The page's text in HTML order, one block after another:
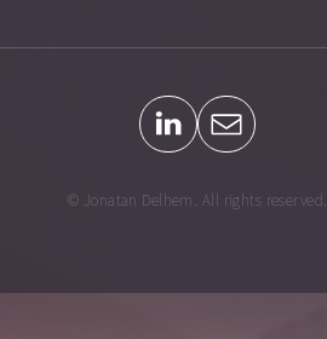
© Jonatan Delhem. All rights reserved.